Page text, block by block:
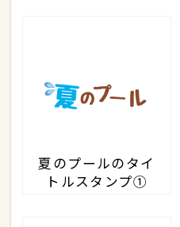
夏のプールのタイ
トルスタンプ①